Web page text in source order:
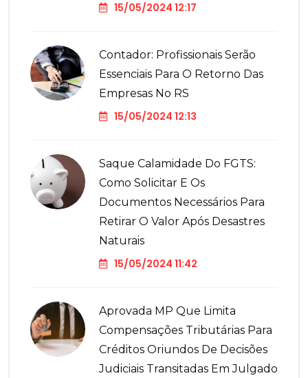
15/05/2024 12:17
Contador: Profissionais Serão
Essenciais Para O Retorno Das
Empresas No RS
15/05/2024 12:13
Saque Calamidade Do FGTS:
Como Solicitar E Os
Documentos Necessários Para
Retirar O Valor Após Desastres
Naturais
15/05/2024 11:42
Aprovada MP Que Limita
Compensações Tributárias Para
Créditos Oriundos De Decisões
Judiciais Transitadas Em Julgado